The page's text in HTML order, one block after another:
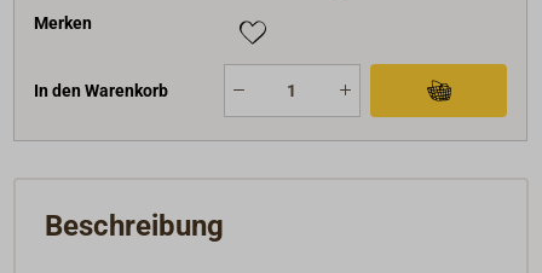
Merken
In den Warenkorb
Beschreibung